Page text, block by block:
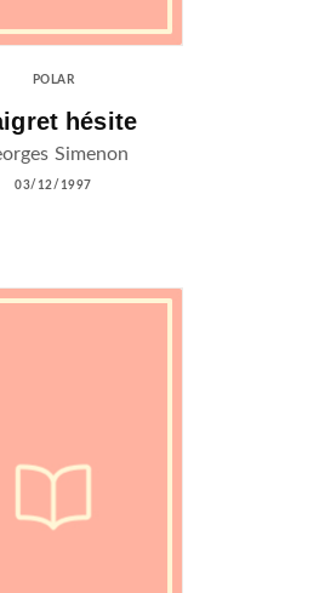
POLAR
hésite
Simenon
03/12/1997